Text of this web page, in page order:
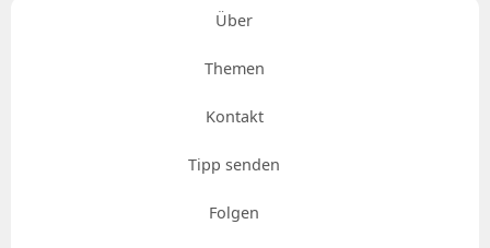
Über
Themen
Kontakt
Tipp senden
Folgen